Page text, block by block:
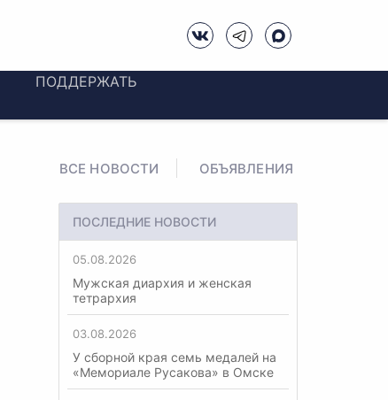
ПОДДЕРЖАТЬ
ВСЕ НОВОСТИ ОБЪЯВЛЕНИЯ
ПОСЛЕДНИЕ НОВОСТИ
05.08.2026
Мужская диархия и женская
тетрархия
03.08.2026
У сборной края семь медалей на
«Мемориале Русакова» в Омске